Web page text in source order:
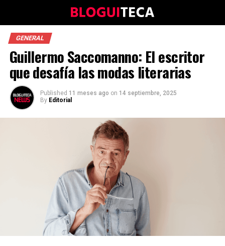
GENERAL
Guillermo Saccomanno: El escritor
que desafía las modas literarias
Published 11 meses ago on 14 septiembre, 2025
By Editorial